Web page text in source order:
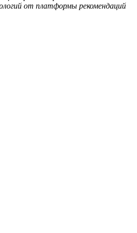
от платформы рекомендаций